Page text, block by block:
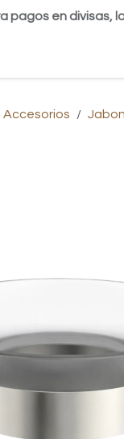
pagos en divisas,
Accesorios